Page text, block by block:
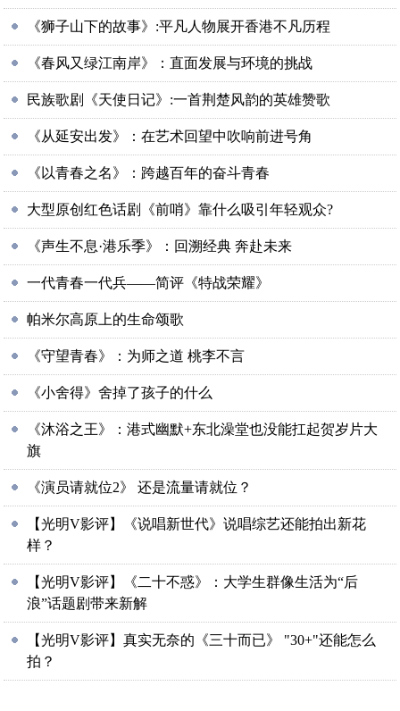
《狮子山下的故事》:平凡人物展开香港不凡历程
《春风又绿江南岸》：直面发展与环境的挑战
民族歌剧《天使日记》:一首荆楚风韵的英雄赞歌
《从延安出发》：在艺术回望中吹响前进号角
《以青春之名》：跨越百年的奋斗青春
大型原创红色话剧《前哨》靠什么吸引年轻观众?
《声生不息·港乐季》：回溯经典 奔赴未来
一代青春一代兵——简评《特战荣耀》
帕米尔高原上的生命颂歌
《守望青春》：为师之道 桃李不言
《小舍得》舍掉了孩子的什么
《沐浴之王》：港式幽默+东北澡堂也没能扛起贺岁片大
旗
《演员请就位2》 还是流量请就位？
【光明V影评】《说唱新世代》说唱综艺还能拍出新花
样？
【光明V影评】《二十不惑》：大学生群像生活为“后
浪”话题剧带来新解
【光明V影评】真实无奈的《三十而已》 "30+"还能怎么
拍？